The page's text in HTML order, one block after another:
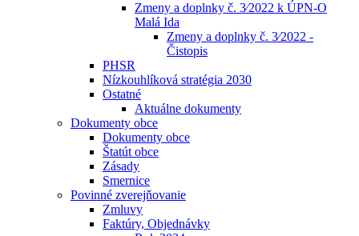
Zmeny a doplnky č. 3⁄2022 k ÚPN-O
Malá Ida
Zmeny a doplnky č. 3⁄2022 -
Čistopis
PHSR
Nízkouhlíková stratégia 2030
Ostatné
Aktuálne dokumenty
Dokumenty obce
Dokumenty obce
Štatút obce
Zásady
Smernice
Povinné zverejňovanie
Zmluvy
Faktúry, Objednávky